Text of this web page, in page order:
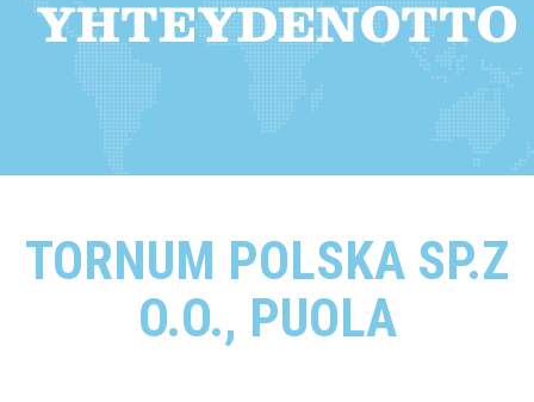
YHTEYDENOTTO
TORNUM POLSKA SP.Z
O.O., PUOLA